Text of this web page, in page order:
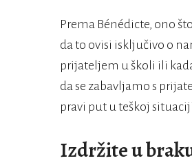
Prema Bénédicte, ono
da to ovisi isključivo o
prijateljem u školi ili
da se zabavljamo s
pravi put u teškoj
Izdržite u